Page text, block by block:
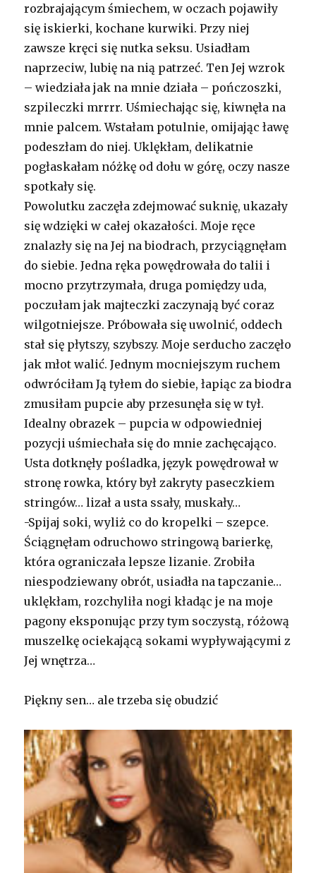
rozbrajającym śmiechem, w oczach pojawiły
się iskierki, kochane kurwiki. Przy niej
zawsze kręci się nutka seksu. Usiadłam
naprzeciw, lubię na nią patrzeć. Ten Jej wzrok
– wiedziała jak na mnie działa – pończoszki,
szpileczki mrrrr. Uśmiechając się, kiwnęła na
mnie palcem. Wstałam potulnie, omijając ławę
podeszłam do niej. Uklękłam, delikatnie
pogłaskałam nóżkę od dołu w górę, oczy nasze
spotkały się.
Powolutku zaczęła zdejmować suknię, ukazały
się wdzięki w całej okazałości. Moje ręce
znalazły się na Jej na biodrach, przyciągnęłam
do siebie. Jedna ręka powędrowała do talii i
mocno przytrzymała, druga pomiędzy uda,
poczułam jak majteczki zaczynają być coraz
wilgotniejsze. Próbowała się uwolnić, oddech
stał się płytszy, szybszy. Moje serducho zaczęło
jak młot walić. Jednym mocniejszym ruchem
odwróciłam Ją tyłem do siebie, łapiąc za biodra
zmusiłam pupcie aby przesunęła się w tył.
Idealny obrazek – pupcia w odpowiedniej
pozycji uśmiechała się do mnie zachęcająco.
Usta dotknęły pośladka, język powędrował w
stronę rowka, który był zakryty paseczkiem
stringów… lizał a usta ssały, muskały…
-Spijaj soki, wyliż co do kropelki – szepce.
Ściągnęłam odruchowo stringową barierkę,
która ograniczała lepsze lizanie. Zrobiła
niespodziewany obrót, usiadła na tapczanie…
uklękłam, rozchyliła nogi kładąc je na moje
pagony eksponując przy tym soczystą, różową
muszelkę ociekającą sokami wypływającymi z
Jej wnętrza…
Piękny sen… ale trzeba się obudzić